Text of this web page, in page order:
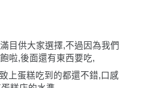
目供大家選擇,不過因為我們
啦,後面還有東西要吃,
上蛋糕吃到的都還不錯,口感